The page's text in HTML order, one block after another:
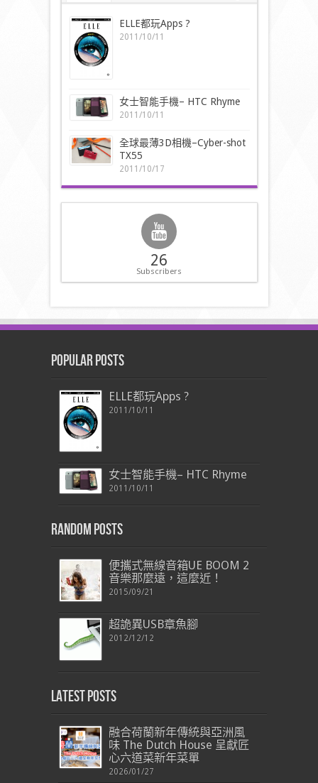
ELLE都玩Apps ?
2011/10/11
女士智能手機– HTC Rhyme
2011/10/11
全球最薄3D相機–Cyber-shot
TX55
2011/10/17
26
Subscribers
Popular Posts
ELLE都玩Apps ?
2011/10/11
女士智能手機– HTC Rhyme
2011/10/11
Random Posts
便攜式無線音箱UE BOOM 2
音樂那麼遠，這麼近！
2015/09/21
超詭異USB章魚腳
2012/12/12
Latest Posts
融合荷蘭新年傳統與亞洲風
味 The Dutch House 呈獻匠
心六道菜新年菜單
2026/01/27